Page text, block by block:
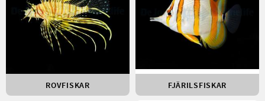
ROVFISKAR FJÄRILSFISKAR